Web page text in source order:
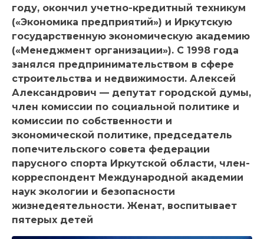
году, окончил учетно-кредитный техникум
(«Экономика предприятий») и Иркутскую
государственную экономическую академию
(«Менеджмент организации»). С 1998 года
занялся предпринимательством в сфере
строительства и недвижимости. Алексей
Александрович — депутат городской думы,
член комиссии по социальной политике и
комиссии по собственности и
экономической политике, председатель
попечительского совета федерации
парусного спорта Иркутской области, член-
корреспондент Международной академии
наук экологии и безопасности
жизнедеятельности. Женат, воспитывает
пятерых детей